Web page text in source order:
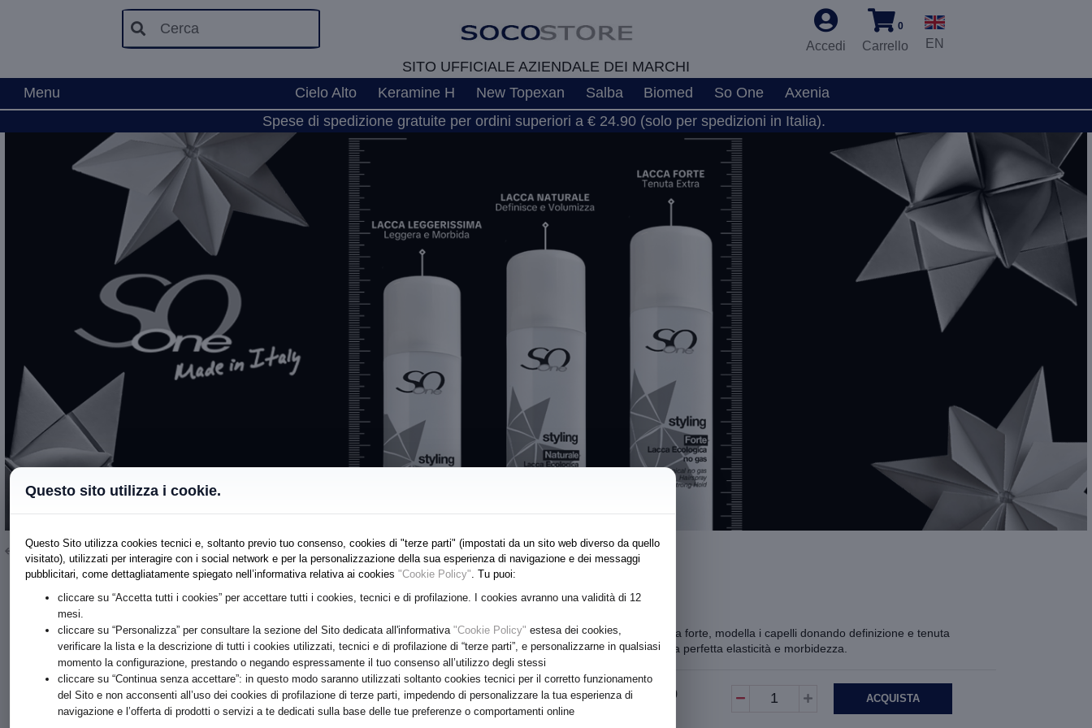
Cerca
Accedi
0
Carrello EN
SITO UFFICIALE AZIENDALE DEI MARCHI
Menu
Cielo Alto Keramine H New Topexan Salba Biomed So One
Axenia
Spese di spedizione gratuite per ordini superiori a € 24.90 (solo per spedizioni in Italia).
Torna a elenco
Styling
GEL VOLUMIZZANTE
Gel Volumizzante con Pantenolo per un fissaggio da medio a forte, modella i capelli donando definizione e tenuta
all'acconciatura. La Glicerina idrata a fondo e conferisce una perfetta elasticità e morbidezza.
€ 14.00 Formato: 200 1 ACQUISTA
Questo sito utilizza i cookie.
Questo Sito utilizza cookies tecnici e, soltanto previo tuo consenso, cookies di "terze parti" (impostati da un sito web diverso da quello
visitato), utilizzati per interagire con i social network e per la personalizzazione della sua esperienza di navigazione e dei messaggi
pubblicitari, come dettagliatamente spiegato nell’informativa relativa ai cookies "Cookie Policy". Tu puoi:
cliccare su “Accetta tutti i cookies” per accettare tutti i cookies, tecnici e di profilazione. I cookies avranno una validità di 12
mesi.
cliccare su “Personalizza” per consultare la sezione del Sito dedicata all'informativa "Cookie Policy" estesa dei cookies,
verificare la lista e la descrizione di tutti i cookies utilizzati, tecnici e di profilazione di “terze parti”, e personalizzarne in qualsiasi
momento la configurazione, prestando o negando espressamente il tuo consenso all’utilizzo degli stessi
cliccare su “Continua senza accettare”: in questo modo saranno utilizzati soltanto cookies tecnici per il corretto funzionamento
del Sito e non acconsenti all’uso dei cookies di profilazione di terze parti, impedendo di personalizzare la tua esperienza di
navigazione e l’offerta di prodotti o servizi a te dedicati sulla base delle tue preferenze o comportamenti online